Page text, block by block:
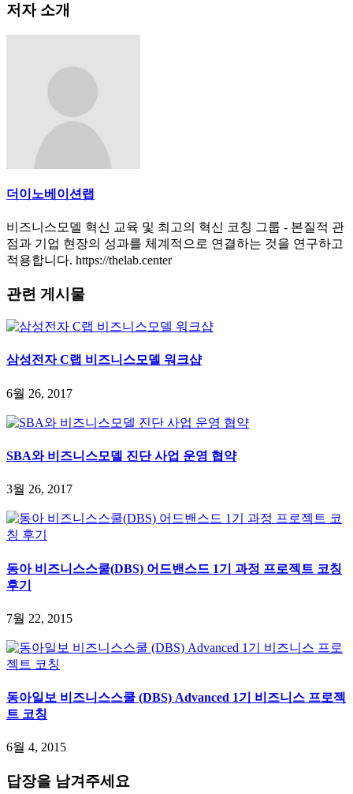
저자 소개
더이노베이션랩
비즈니스모델 혁신 교육 및 최고의 혁신 코칭 그룹 - 본질적 관
점과 기업 현장의 성과를 체계적으로 연결하는 것을 연구하고
적용합니다. https://thelab.center
관련 게시물
삼성전자 C랩 비즈니스모델 워크샵
6월 26, 2017
SBA와 비즈니스모델 진단 사업 운영 협약
3월 26, 2017
동아 비즈니스스쿨(DBS) 어드밴스드 1기 과정 프로젝트 코칭
후기
7월 22, 2015
동아일보 비즈니스스쿨 (DBS) Advanced 1기 비즈니스 프로젝
트 코칭
6월 4, 2015
답장을 남겨주세요